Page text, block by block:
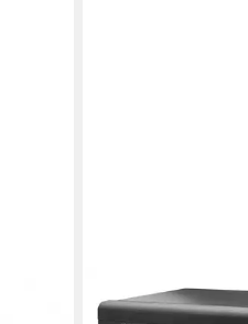
Internet-Radio